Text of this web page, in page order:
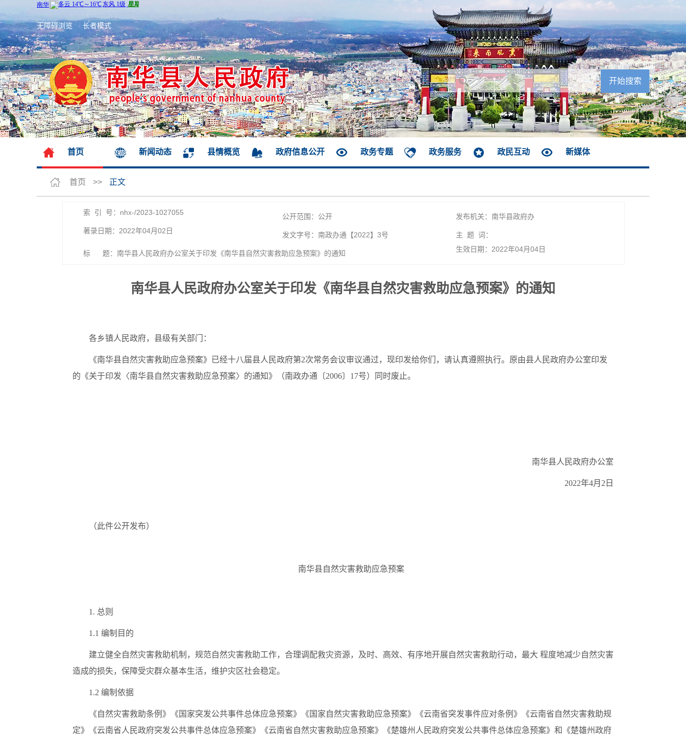
无障碍浏览 长者模式
首页 新闻动态 县情概览 政府信息公开 政务专题 政务服务 政民互动 新媒体
首页 >> 正文
索 引 号：nhx-/2023-1027055 公开范围：公开
发布机关：南华县政府办
著录日期：2022年04月02日
发文字号：南政办通【2022】3号 主 题 词：
标 题：南华县人民政府办公室关于印发《南华县自然灾害救助应急预案》的通知 生效日期：2022年04月04日
南华县人民政府办公室关于印发《南华县自然灾害救助应急预案》的通知
各乡镇人民政府，县级有关部门：
《南华县自然灾害救助应急预案》已经十八届县人民政府第2次常务会议审议通过，现印发给你们，请认真遵照执行。原由县人民政府办公室印发
的《关于印发〈南华县自然灾害救助应急预案〉的通知》（南政办通〔2006〕17号）同时废止。
南华县人民政府办公室
2022年4月2日
（此件公开发布）
南华县自然灾害救助应急预案
1. 总则
1.1 编制目的
建立健全自然灾害救助机制，规范自然灾害救助工作，合理调配救灾资源，及时、高效、有序地开展自然灾害救助行动，最大 程度地减少自然灾害
造成的损失，保障受灾群众基本生活，维护灾区社会稳定。
1.2 编制依据
《自然灾害救助条例》《国家突发公共事件总体应急预案》《国家自然灾害救助应急预案》《云南省突发事件应对条例》《云南省自然灾害救助规
定》《云南省人民政府突发公共事件总体应急预案》《云南省自然灾害救助应急预案》《楚雄州人民政府突发公共事件总体应急预案》和《楚雄州政府